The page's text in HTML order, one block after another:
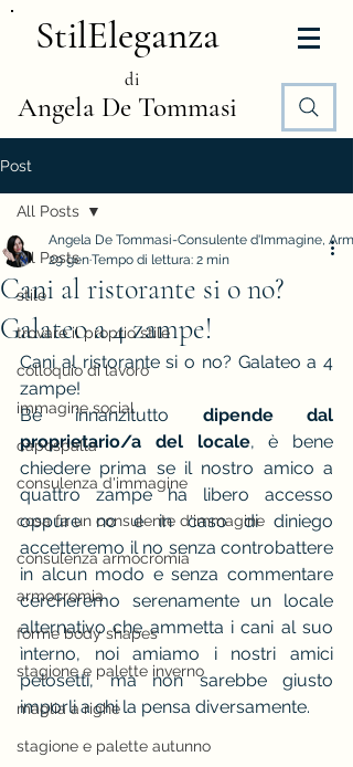
StilEleganza
di
Angela De Tommasi
Post
All Posts
stile
trovare il proprio stile
colloquio di lavoro
immagine social
capospalla
consulenza d'immagine
cosa fa un consulente d'immagine
consulenza armocromia
armocromia
forme body shapes
stagione e palette inverno
maglia a righe
stagione e palette autunno
All Posts
Cani al ristorante si o no?
Galateo a 4 zampe!
Angela De Tommasi-Consulente d'Immagine,
29 genTempo di lettura: 2 min
Cani al ristorante si o no? Galateo a 4
zampe!
Bè innanzitutto dipende dal
proprietario/a del locale, è bene
chiedere prima se il nostro amico a
quattro zampe ha libero accesso
oppure no e in caso di diniego
accetteremo il no senza controbattere
in alcun modo e senza commentare
cercheremo serenamente un locale
alternativo che ammetta i cani al suo
ìnterno, noi amiamo i nostri amici
pelosetti, ma non sarebbe giusto
imporli a chi la pensa diversamente.